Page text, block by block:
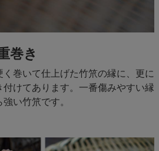
巻き
く巻いて仕上げた竹笊の縁に、更に
付けてあります。一番傷みやすい縁
い竹笊です。